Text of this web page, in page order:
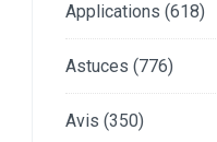
Applications (618)
Astuces (776)
Avis (350)